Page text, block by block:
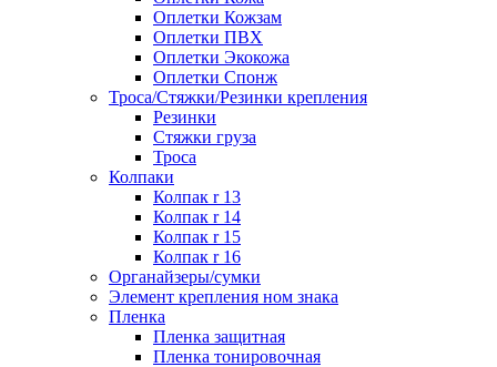
Оплетки Кожзам
Оплетки ПВХ
Оплетки Экокожа
Оплетки Спонж
Троса/Стяжки/Резинки крепления
Резинки
Стяжки груза
Троса
Колпаки
Колпак r 13
Колпак r 14
Колпак r 15
Колпак r 16
Органайзеры/сумки
Элемент крепления ном знака
Пленка
Пленка защитная
Пленка тонировочная